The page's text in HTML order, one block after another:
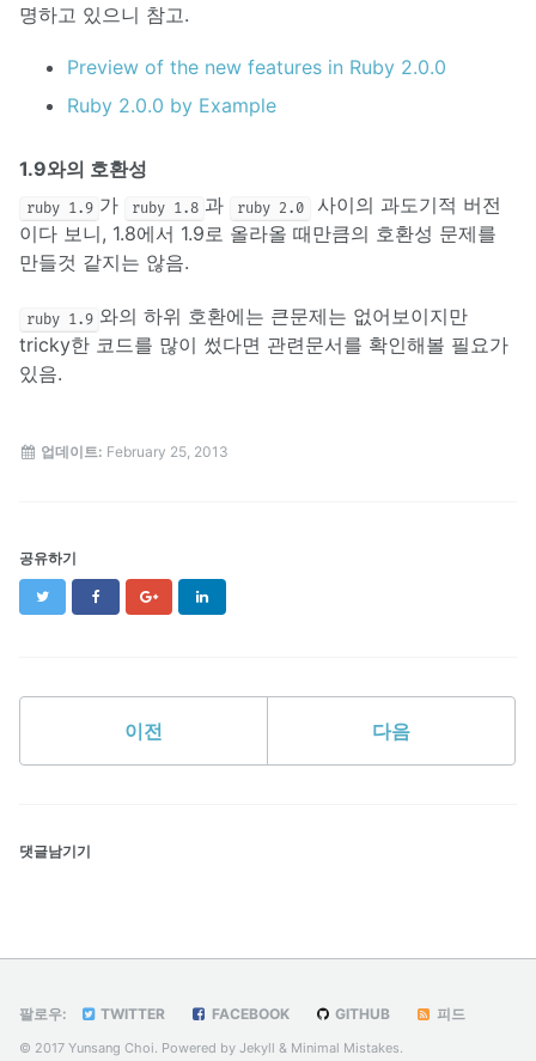
명하고 있으니 참고.
Preview of the new features in Ruby 2.0.0
Ruby 2.0.0 by Example
1.9와의 호환성
ruby 1.9 가 ruby 1.8 과 ruby 2.0
사이의 과도기적 버전
이다 보니, 1.8에서 1.9로 올라올 때만큼의 호환성 문제를
만들것 같지는 않음.
ruby 1.9 와의 하위 호환에는 큰문제는 없어보이지만
tricky한 코드를 많이 썼다면 관련문서를 확인해볼 필요가
있음.
업데이트: February 25, 2013
공유하기
Twitter FacebookGoogle+
이전 다음
댓글남기기
팔로우: TWITTER FACEBOOK GITHUB 피드
© 2017 Yunsang Choi. Powered by Jekyll & Minimal Mistakes.